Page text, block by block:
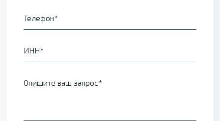
Телефон
ИНН
Опишите ваш запрос